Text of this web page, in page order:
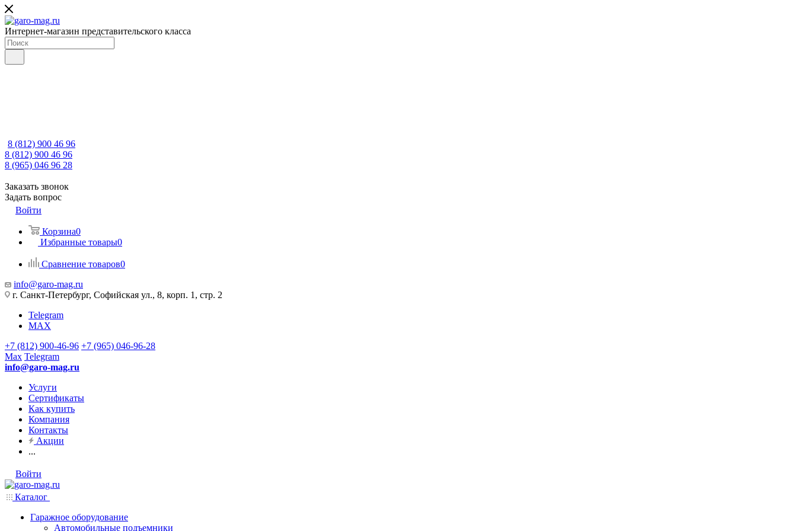
Интернет-магазин представительского класса
8 (812) 900 46 96
8 (812) 900 46 96
8 (965) 046 96 28
Заказать звонок
Задать вопрос
Войти
Корзина0
Избранные товары0
Сравнение товаров0
info@garo-mag.ru
г. Санкт-Петербург, Софийская ул., 8, корп. 1, стр. 2
Telegram
MAX
+7 (812) 900-46-96 +7 (965) 046-96-28
Max Telegram
info@garo-mag.ru
Услуги
Сертификаты
Как купить
Компания
Контакты
Акции
...
Войти
Каталог
Гаражное оборудование
Автомобильные подъемники